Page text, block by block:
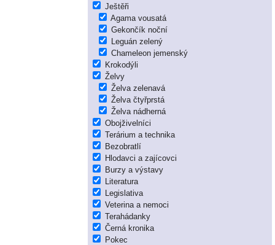
Ještěři
Agama vousatá
Gekončík noční
Leguán zelený
Chameleon jemenský
Krokodýli
Želvy
Želva zelenavá
Želva čtyřprstá
Želva nádherná
Obojživelníci
Terárium a technika
Bezobratlí
Hlodavci a zajícovci
Burzy a výstavy
Literatura
Legislativa
Veterina a nemoci
Terahádanky
Černá kronika
Pokec